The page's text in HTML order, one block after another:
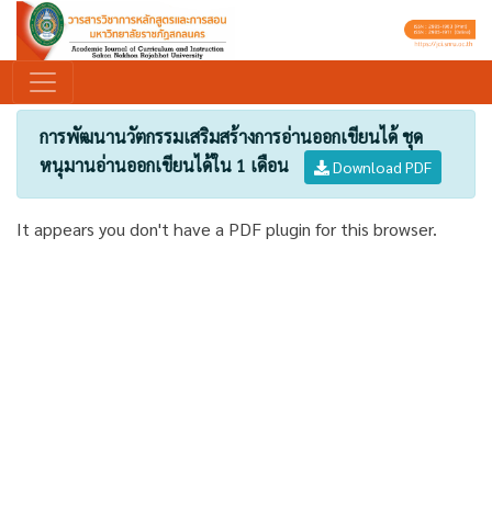
การพัฒนานวัตกรรมเสริมสร้างการอ่านออกเขียนได้ ชุด
หนุมานอ่านออกเขียนได้ใน 1 เดือน
Download PDF
It appears you don't have a PDF plugin for this browser.